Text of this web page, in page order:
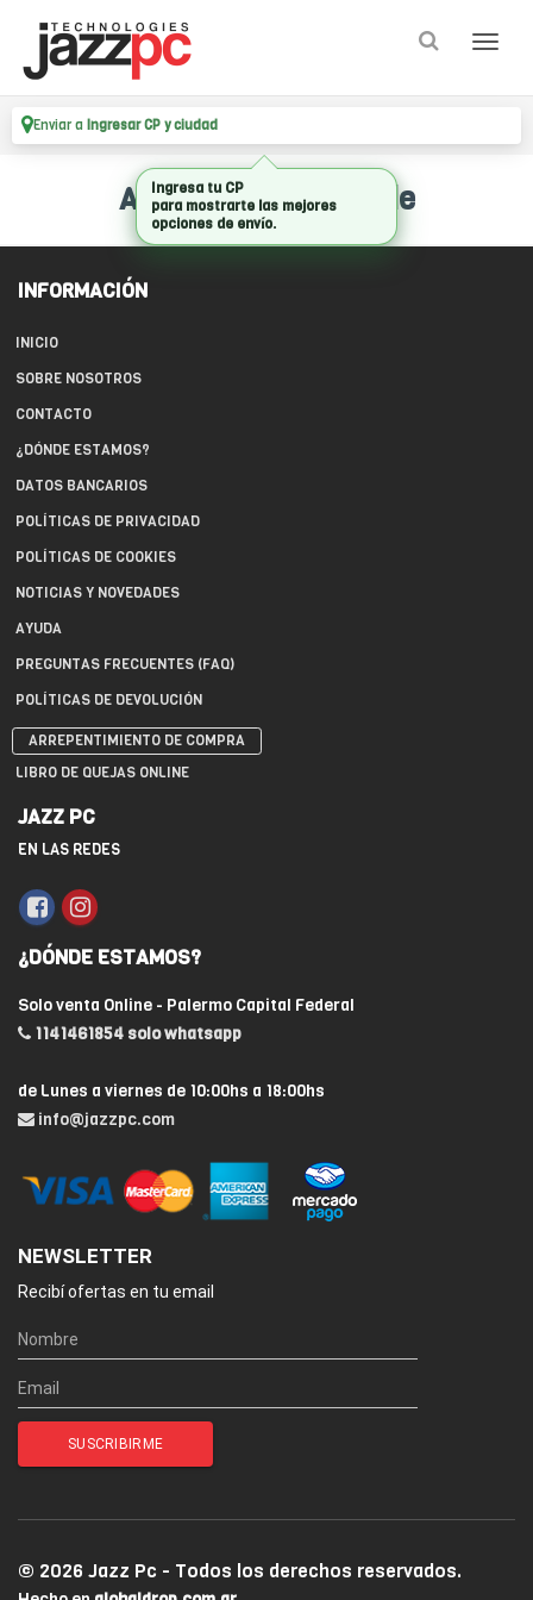
Enviar a Ingresar CP y ciudad
Artículo no disponible
INFORMACIÓN
INICIO
SOBRE NOSOTROS
CONTACTO
¿DÓNDE ESTAMOS?
DATOS BANCARIOS
POLÍTICAS DE PRIVACIDAD
POLÍTICAS DE COOKIES
NOTICIAS Y NOVEDADES
AYUDA
PREGUNTAS FRECUENTES (FAQ)
POLÍTICAS DE DEVOLUCIÓN
ARREPENTIMIENTO DE COMPRA
LIBRO DE QUEJAS ONLINE
JAZZ PC
EN LAS REDES
¿DÓNDE ESTAMOS?
Solo venta Online - Palermo Capital Federal
1141461854 solo whatsapp
de Lunes a viernes de 10:00hs a 18:00hs
info@jazzpc.com
NEWSLETTER
Recibí ofertas en tu email
© 2026 Jazz Pc - Todos los derechos reservados.
Ingresa tu CP
para mostrarte las mejores
opciones de envío.